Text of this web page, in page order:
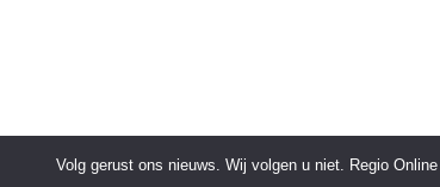
Volg gerust ons nieuws. Wij volgen u niet. Regio